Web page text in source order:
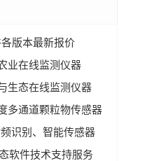
版本最新报价
业在线监测仪器
生态在线监测仪器
多通道颗粒物传感器
识别、智能传感器
软件技术支持服务